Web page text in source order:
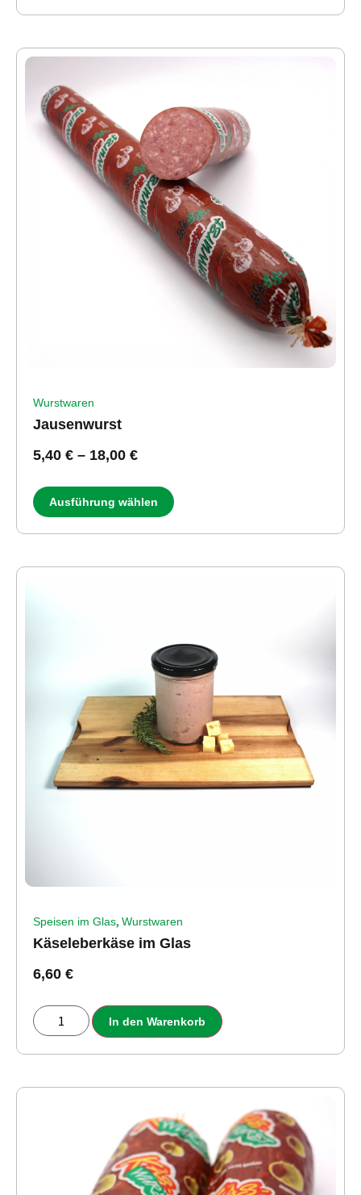
Wurstwaren
Jausenwurst
5,40 € – 18,00 €
Ausführung wählen
Speisen im Glas, Wurstwaren
Käseleberkäse im Glas
6,60 €
In den Warenkorb